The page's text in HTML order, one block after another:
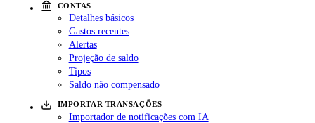
CONTAS
Detalhes básicos
Gastos recentes
Alertas
Projeção de saldo
Tipos
Saldo não compensado
IMPORTAR TRANSAÇÕES
Importador de notificações com IA